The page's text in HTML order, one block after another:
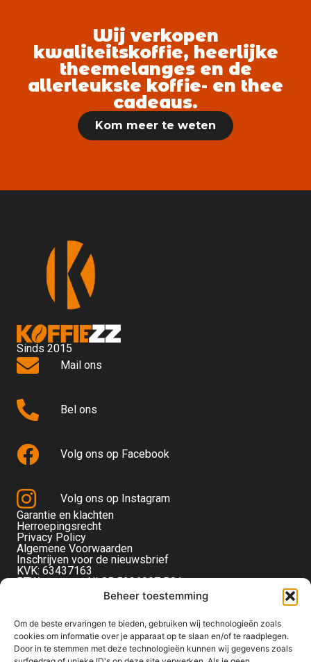
Beheer toestemming
Om de beste ervaringen te bieden, gebruiken wij technologieën zoals
cookies om informatie over je apparaat op te slaan en/of te raadplegen.
Door in te stemmen met deze technologieën kunnen wij gegevens zoals
Wij verkopen
kwaliteitskoffie, heerlijke
theemelanges en de
allerleukste koffie- en thee
cadeaus.
Kom meer te weten
Sinds 2015
Mail ons
Bel ons
Volg ons op Facebook
Volg ons op Instagram
Garantie en klachten
Herroepingsrecht
Privacy Policy
Algemene Voorwaarden
Inschrijven voor de nieuwsbrief
KVK: 63437163
BTW-nummer: NL85 5236097 B01
Monteverdistraat 56
2901KE Capelle aan den IJssel